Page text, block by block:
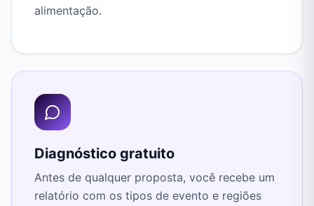
alimentação.
Diagnóstico gratuito
Antes de qualquer proposta, você recebe um
relatório com os tipos de evento e regiões